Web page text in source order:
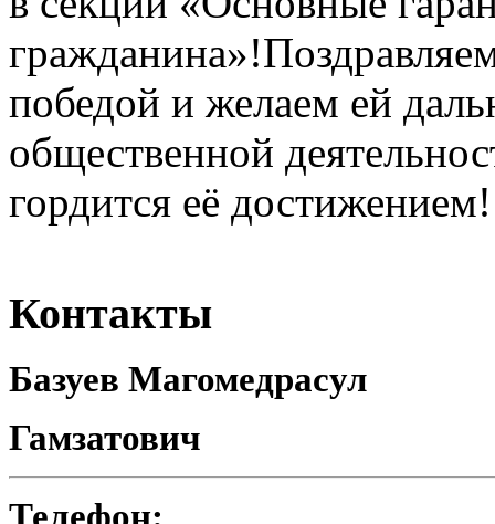
победой и желаем ей
общественной
гордится её достижением!
Контакты
Базуев Магомедрасул
Гамзатович